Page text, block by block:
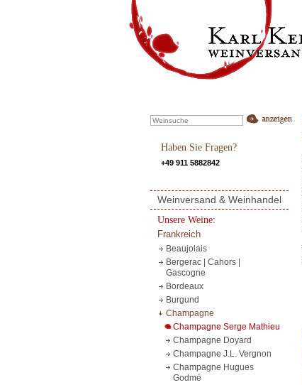
Haben Sie Fragen?
+49 911 5882842
Weinversand & Weinhandel
Unsere Weine:
Frankreich
Beaujolais
Bergerac | Cahors |
Gascogne
Bordeaux
Burgund
Champagne
Champagne Serge Mathieu
Champagne Doyard
Champagne J.L. Vergnon
Champagne Hugues
Godmé